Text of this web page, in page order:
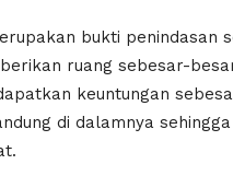
bukti penindasan
ruang sebesar-
keuntungan
di dalamnya